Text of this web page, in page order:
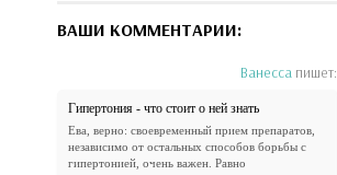
ВАШИ КОММЕНТАРИИ:
Ванесса пишет:
Гипертония - что стоит о ней знать
Ева, верно: своевременный прием препаратов,
независимо от остальных способов борьбы с
гипертонией, очень важен. Равно